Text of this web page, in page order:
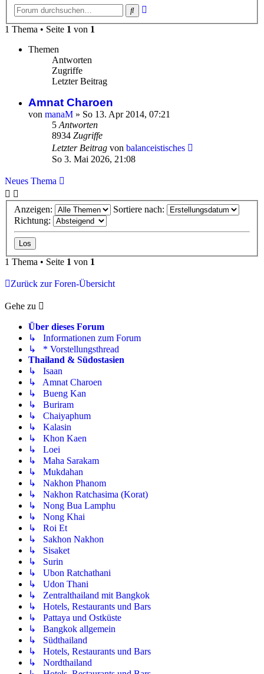
Suche
1 Thema • Seite 1 von 1
Themen
Antworten
Zugriffe
Letzter Beitrag
Amnat Charoen
von manaM » So 13. Apr 2014, 07:21
5 Antworten
8934 Zugriffe
Letzter Beitrag von balanceistisches
So 3. Mai 2026, 21:08
Neues Thema
Anzeigen:
Sortiere nach:
Richtung:
1 Thema • Seite 1 von 1
Zurück zur Foren-Übersicht
Gehe zu
Über dieses Forum
↳ Informationen zum Forum
↳ * Vorstellungsthread
Thailand & Südostasien
↳ Isaan
↳ Amnat Charoen
↳ Bueng Kan
↳ Buriram
↳ Chaiyaphum
↳ Kalasin
↳ Khon Kaen
↳ Loei
↳ Maha Sarakam
↳ Mukdahan
↳ Nakhon Phanom
↳ Nakhon Ratchasima (Korat)
↳ Nong Bua Lamphu
↳ Nong Khai
↳ Roi Et
↳ Sakhon Nakhon
↳ Sisaket
↳ Surin
↳ Ubon Ratchathani
↳ Udon Thani
↳ Zentralthailand mit Bangkok
↳ Hotels, Restaurants und Bars
↳ Pattaya und Ostküste
↳ Bangkok allgemein
↳ Südthailand
↳ Hotels, Restaurants und Bars
↳ Nordthailand